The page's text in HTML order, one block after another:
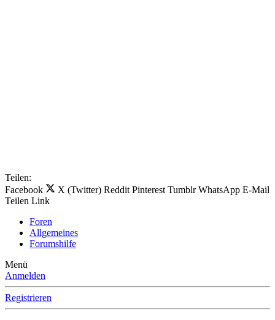
Teilen:
Facebook
X (Twitter) Reddit Pinterest Tumblr WhatsApp E-Mail
Teilen Link
Foren
Allgemeines
Forumshilfe
Menü
Anmelden
Registrieren